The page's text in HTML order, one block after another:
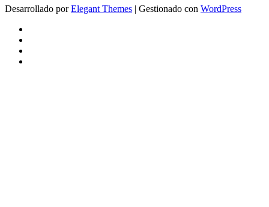
Desarrollado porElegant Themes | Gestionado con WordPress